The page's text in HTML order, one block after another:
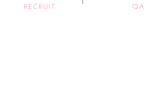
RECRUIT QA